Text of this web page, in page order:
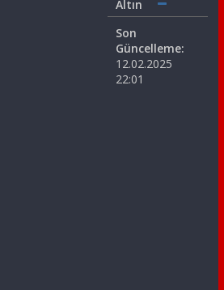
Altın
Son
Güncelleme:
12.02.2025
22:01